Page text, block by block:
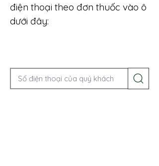
điện thoại theo đơn thuốc vào ô
dưới đây: